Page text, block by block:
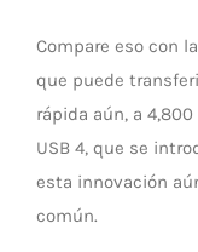
Compare eso con
que puede
rápida aún, a
USB 4, que se
esta innovación
común.